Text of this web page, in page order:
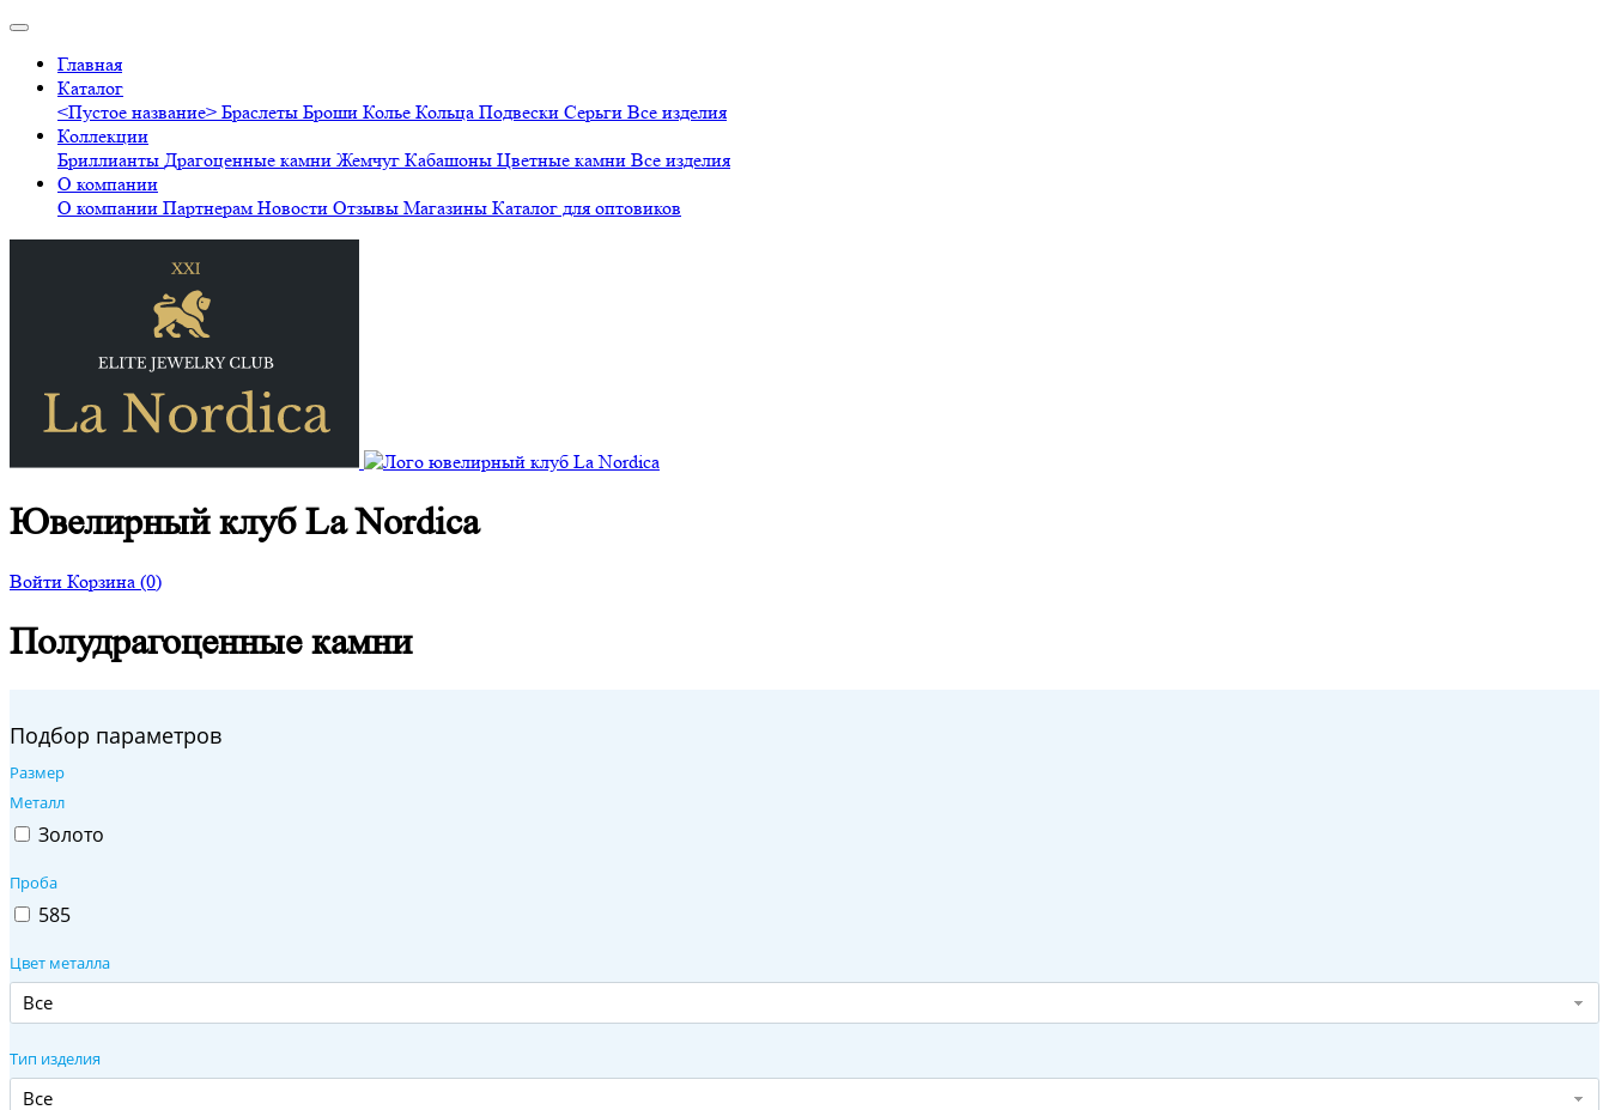
Главная
Каталог
<Пустое название> Браслеты Броши Колье Кольца Подвески Серьги Все изделия
Коллекции
Бриллианты Драгоценные камни Жемчуг Кабашоны Цветные камни Все изделия
О компании
О компании Партнерам Новости Отзывы Магазины Каталог для оптовиков
Ювелирный клуб La Nordica
Войти Корзина (0)
Полудрагоценные камни
Подбор параметров
Размер
Металл
Золото
Проба
585
Цвет металла
Все
Тип изделия
Все